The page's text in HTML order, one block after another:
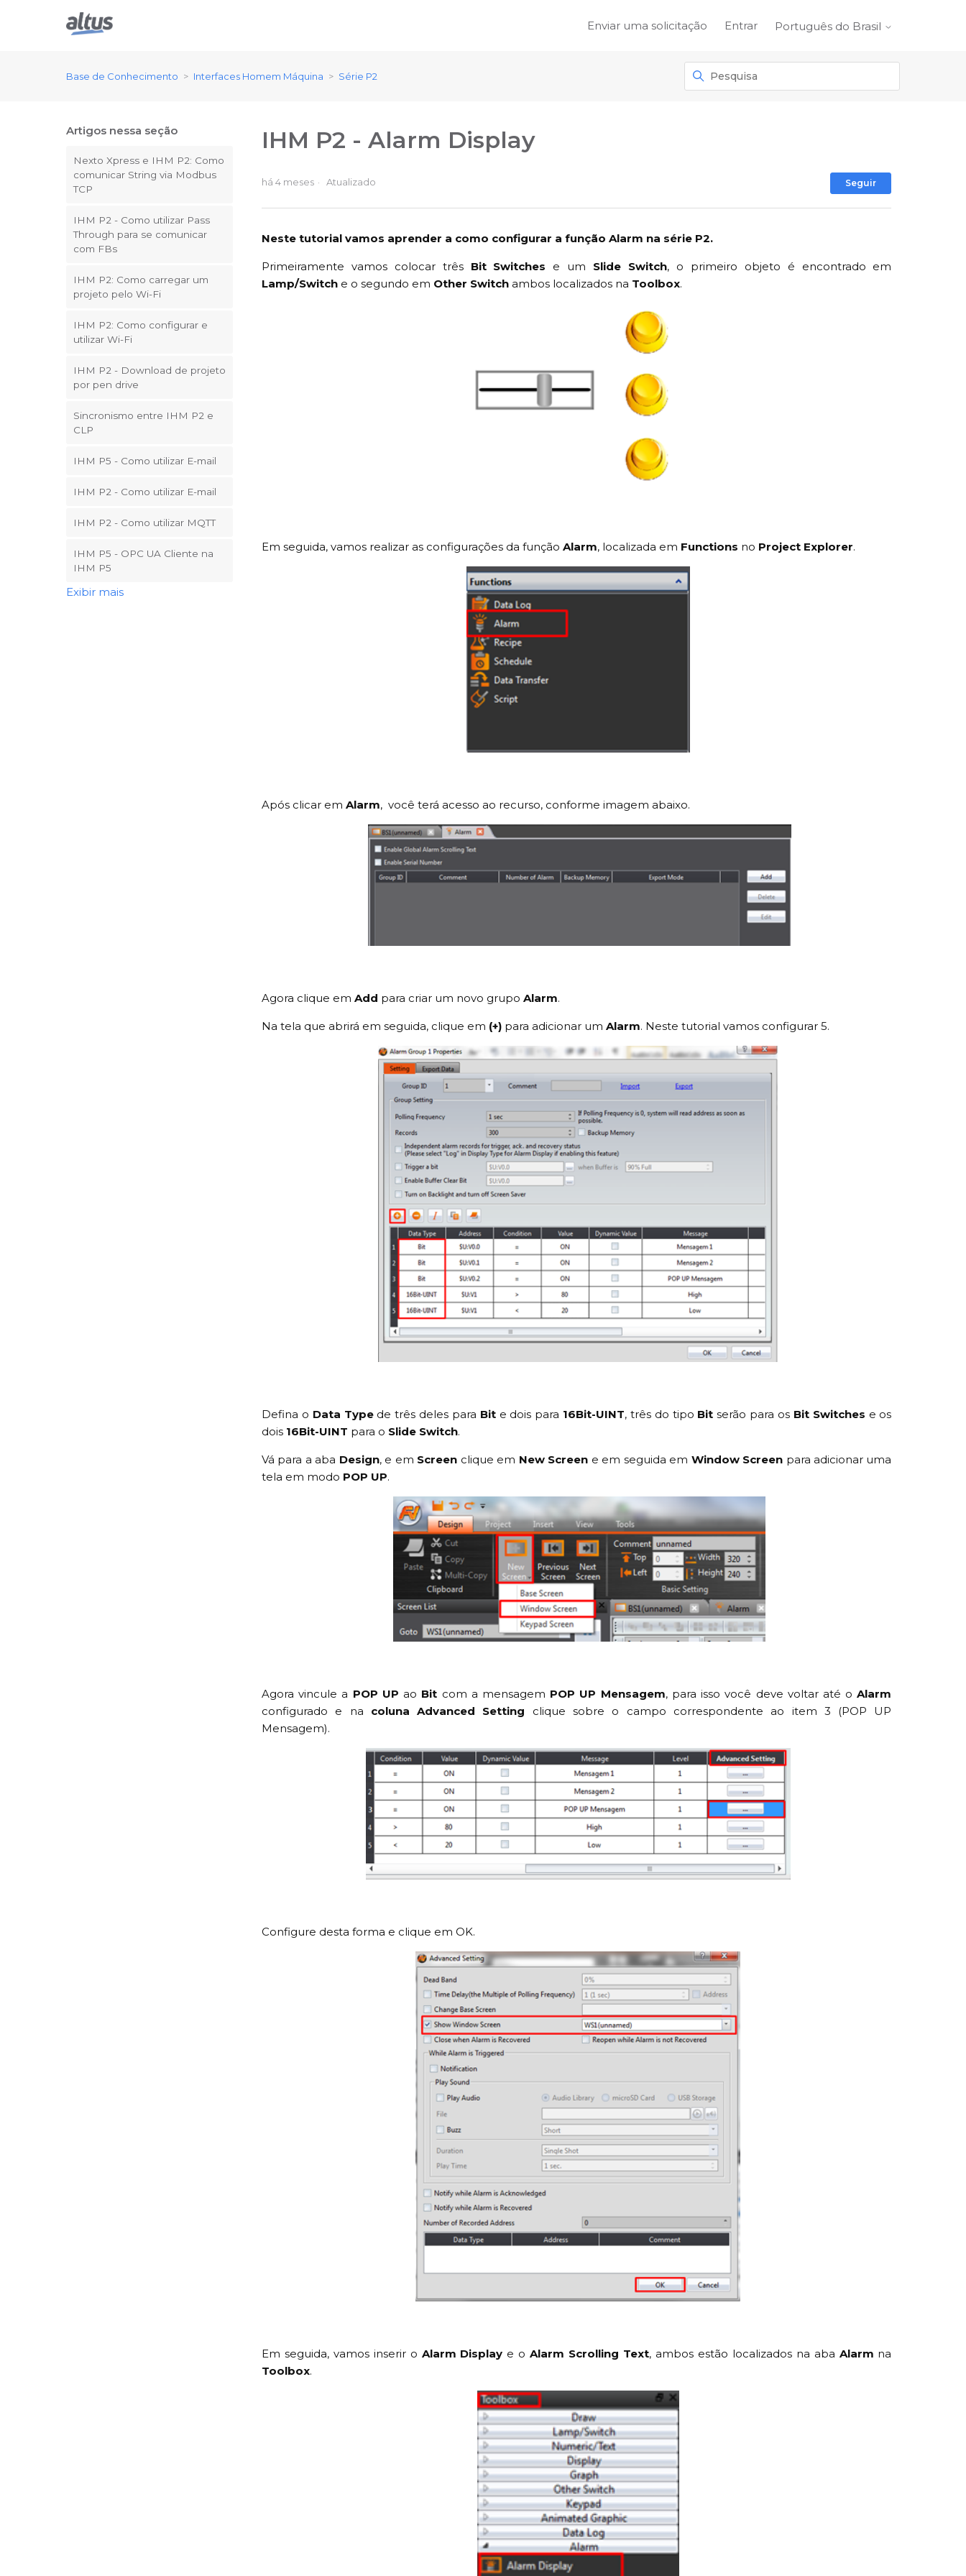
Enviar uma solicitação Entrar Português do Brasil
Base de Conhecimento Interfaces Homem Máquina Série P2
Artigos nessa seção
Nexto Xpress e IHM P2: Como
comunicar String via Modbus
TCP
IHM P2 - Como utilizar Pass
Through para se comunicar
com FBs
IHM P2: Como carregar um
projeto pelo Wi-Fi
IHM P2: Como configurar e
utilizar Wi-Fi
IHM P2 - Download de projeto
por pen drive
Sincronismo entre IHM P2 e
CLP
IHM P5 - Como utilizar E-mail
IHM P2 - Como utilizar E-mail
IHM P2 - Como utilizar MQTT
IHM P5 - OPC UA Cliente na
IHM P5
Exibir mais
IHM P2 - Alarm Display
há 4 meses Atualizado Seguir
Neste tutorial vamos aprender a como configurar a função Alarm na série P2.
Primeiramente vamos colocar três Bit Switches e um Slide Switch, o primeiro objeto é encontrado em
Lamp/Switch e o segundo em Other Switch ambos localizados na Toolbox.
Em seguida, vamos realizar as configurações da função Alarm, localizada em Functions no Project Explorer.
Após clicar em Alarm, você terá acesso ao recurso, conforme imagem abaixo.
Agora clique em Add para criar um novo grupo Alarm.
Na tela que abrirá em seguida, clique em (+) para adicionar um Alarm. Neste tutorial vamos configurar 5.
Defina o Data Typede três deles para Bite dois para 16Bit-UINT, três do tipo Bit serão para os Bit Switches e os
dois 16Bit-UINT para o Slide Switch.
Vá para a aba Design, e em Screen clique em New Screen e em seguida em Window Screen para adicionar uma
tela em modo POP UP.
Agora vincule a POP UP ao Bit com a mensagem POP UP Mensagem, para isso você deve voltar até oAlarm
configurado e na coluna Advanced Setting clique sobre o campo correspondente ao item 3 (POP UP
Mensagem).
Configure desta forma e clique em OK.
Em seguida, vamos inserir o Alarm Display e oAlarm Scrolling Text, ambos estão localizados na aba Alarm na
Toolbox.